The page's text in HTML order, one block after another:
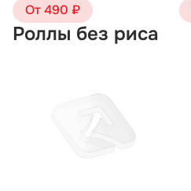
От 490 ₽
Роллы без риса